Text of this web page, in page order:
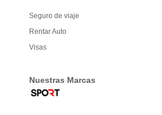
Seguro de viaje
Rentar Auto
Visas
Nuestras Marcas